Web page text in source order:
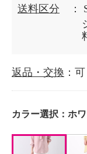
送料区分 ：
返品・交換 ：可
カラー選択： ホ